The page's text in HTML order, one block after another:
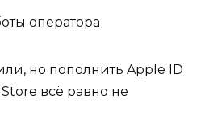
оператора
но пополнить Apple ID
всё равно не